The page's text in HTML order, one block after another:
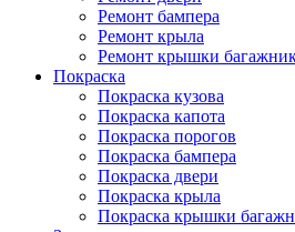
Ремонт бампера
Ремонт крыла
Ремонт крышки
Покраска
Покраска кузова
Покраска капота
Покраска порогов
Покраска бампера
Покраска двери
Покраска крыла
Покраска крышки